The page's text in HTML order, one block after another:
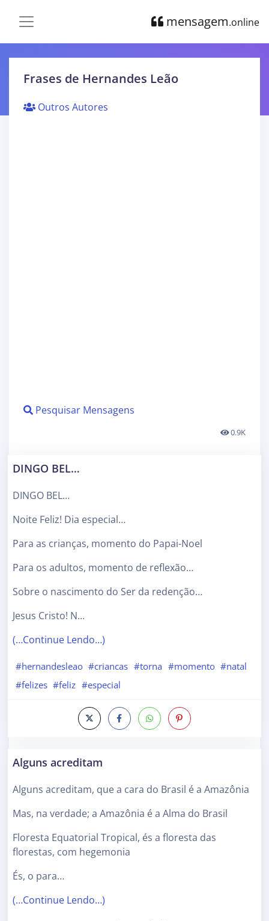
mensagem.online
Frases de Hernandes Leão
Outros Autores
Pesquisar Mensagens
0.9K
DINGO BEL…
DINGO BEL…
Noite Feliz! Dia especial…
Para as crianças, momento do Papai-Noel
Para os adultos, momento de reflexão…
Sobre o nascimento do Ser da redenção…
Jesus Cristo! N…
(…Continue Lendo…)
#hernandesleao #criancas #torna #momento #natal
#felizes #feliz #especial
Alguns acreditam
Alguns acreditam, que a cara do Brasil é a Amazônia
Mas, na verdade; a Amazônia é a Alma do Brasil
Floresta Equatorial Tropical, és a floresta das
florestas, com hegemonia
És, o para…
(…Continue Lendo…)